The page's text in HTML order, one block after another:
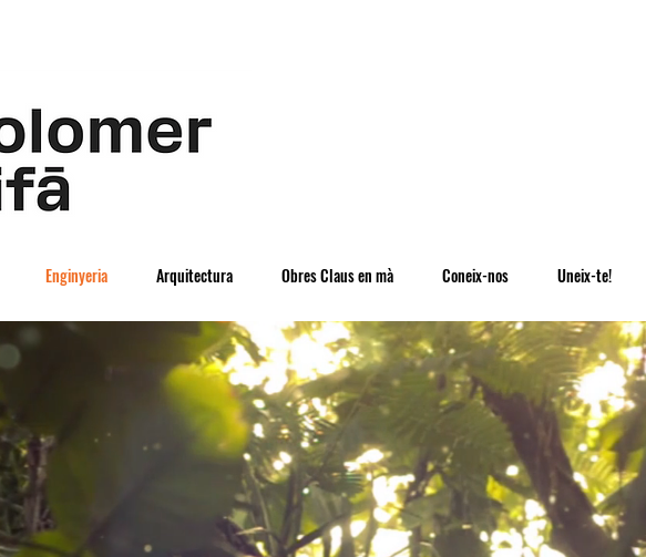
Enginyeria Arquitectura Obres Claus en mà Coneix-nos Uneix-te!